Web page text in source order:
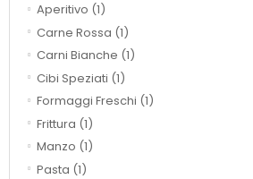
Aperitivo (1)
Carne Rossa (1)
Carni Bianche (1)
Cibi Speziati (1)
Formaggi Freschi (1)
Frittura (1)
Manzo (1)
Pasta (1)